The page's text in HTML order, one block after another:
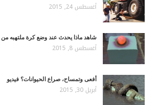
أغسطس 24, 2015
شاهد ماذا يحدث عند وضع كرة ملتهبه
أغسطس 8, 2015
أفعى وتمساح، صراع الحيوانات؟ فيديو
أبريل 30, 2015